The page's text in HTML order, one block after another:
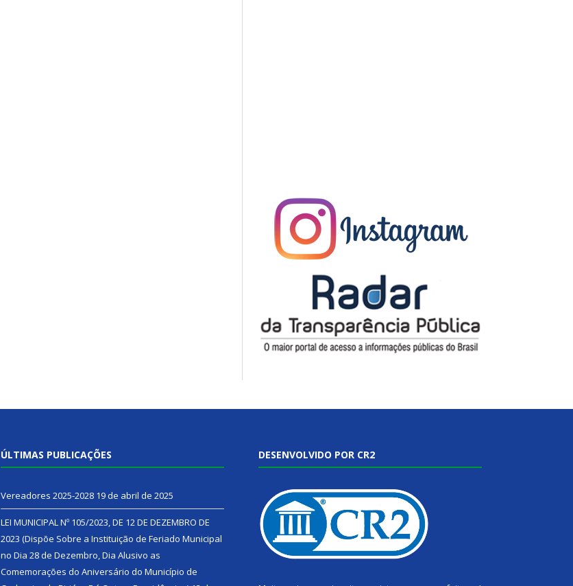
ÚLTIMAS PUBLICAÇÕES
Vereadores 2025-2028 19 de abril de 2025
LEI MUNICIPAL Nº 105/2023, DE 12 DE DEZEMBRO DE
2023 (Dispõe Sobre a Instituição de Feriado Municipal
no Dia 28 de Dezembro, Dia Alusivo as
Comemorações do Aniversário do Município de
DESENVOLVIDO POR CR2